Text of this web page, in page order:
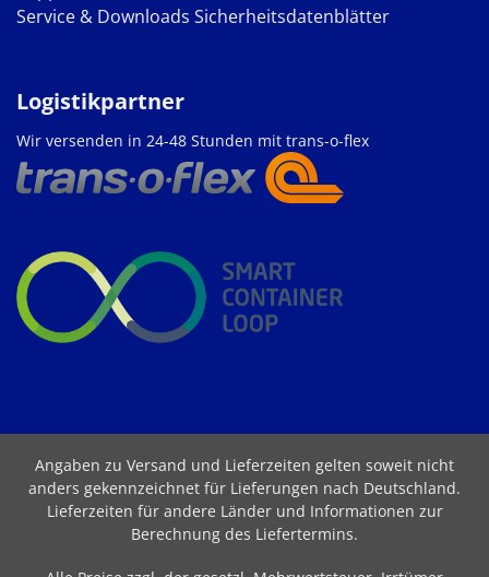
Service & Downloads Sicherheitsdatenblätter
Logistikpartner
Wir versenden in 24-48 Stunden mit trans-o-flex
Angaben zu Versand und Lieferzeiten gelten soweit nicht
anders gekennzeichnet für Lieferungen nach Deutschland.
Lieferzeiten für andere Länder und Informationen zur
Berechnung des Liefertermins.